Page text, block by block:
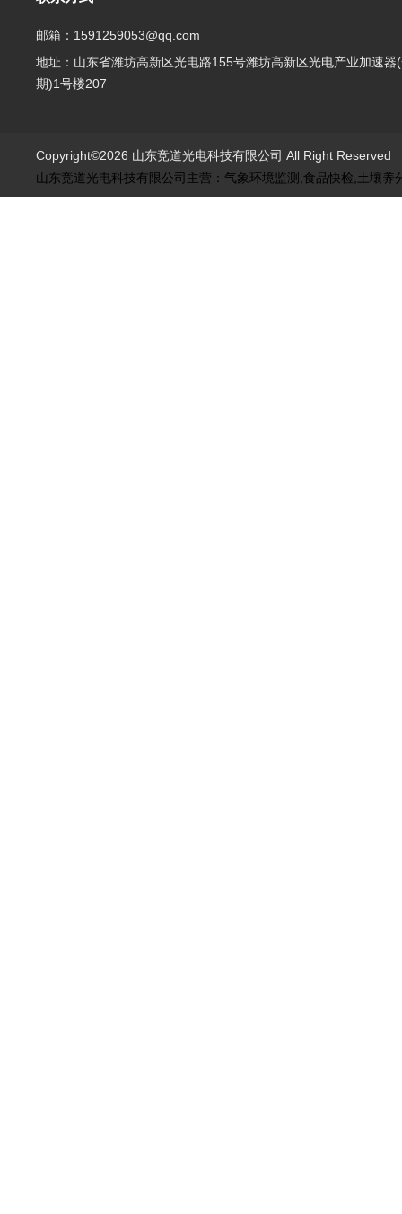
邮箱：1591259053@qq.com
地址：山东省潍坊高新区光电路155号潍坊高新区光电产业加速器
期)1号楼207
Copyright©2026 山东竞道光电科技有限公司 All Right
山东竞道光电科技有限公司主营：气象环境监测,食品快检,土壤养